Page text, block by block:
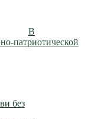
В
патриотической
без